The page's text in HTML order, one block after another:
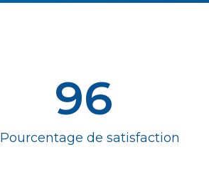
96
Pourcentage de satisfaction